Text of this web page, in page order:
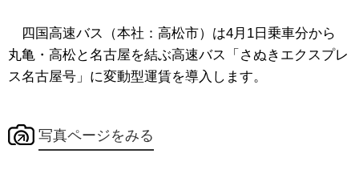
四国高速バス（本社：高松市）は4月1日乗車分から
丸亀・高松と名古屋を結ぶ高速バス「さぬきエクスプレ
ス名古屋号」に変動型運賃を導入します。
写真ページをみる